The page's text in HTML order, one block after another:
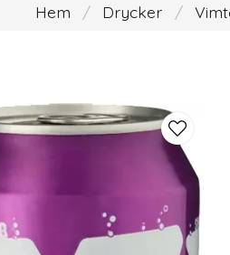
Hem Drycker